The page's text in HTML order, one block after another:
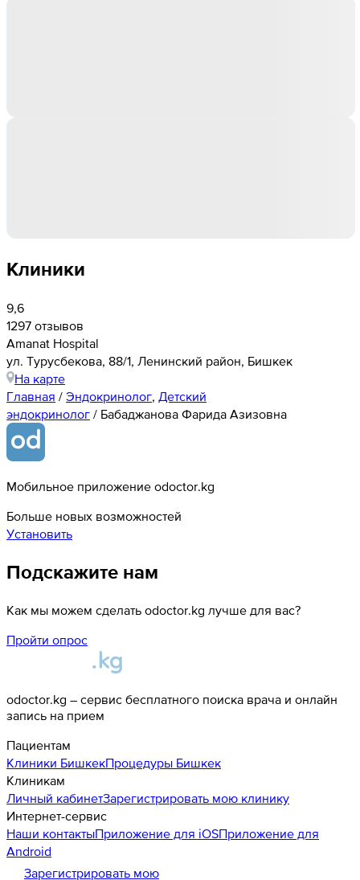
Клиники
9,6
1297 отзывов
Amanat Hospital
ул. ​Турусбекова, 88/1, Ленинский район, Бишкек
На карте
Главная / Эндокринолог Детский
эндокринолог / Бабаджанова Фарида Азизовна
Мобильное приложение odoctor.kg
Больше новых возможностей
Установить
Подскажите нам
Как мы можем сделать odoctor.kg лучше для вас?
Пройти опрос
odoctor.kg – сервис бесплатного поиска врача и онлайн
запись на прием
Пациентам
Клиники БишкекПроцедуры Бишкек
Клиникам
Личный кабинетЗарегистрировать мою клинику
Интернет-сервис
Наши контактыПриложение для iOSПриложение для
Android
Зарегистрировать мою